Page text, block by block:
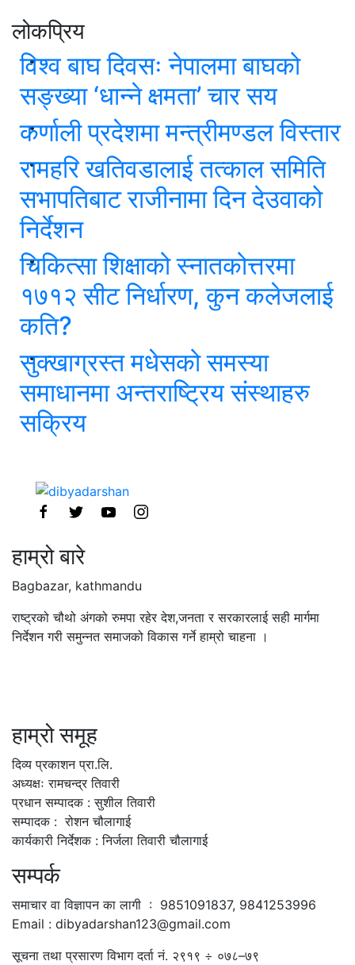
लोकप्रिय
विश्व बाघ दिवसः नेपालमा बाघको
सङ्ख्या ‘धान्ने क्षमता’ चार सय
कर्णाली प्रदेशमा मन्त्रीमण्डल विस्तार
रामहरि खतिवडालाई तत्काल समिति
सभापतिबाट राजीनामा दिन देउवाको
निर्देशन
चिकित्सा शिक्षाको स्नातकोत्तरमा
१७१२ सीट निर्धारण, कुन कलेजलाई
कति?
सुक्खाग्रस्त मधेसको समस्या
समाधानमा अन्तराष्ट्रिय संस्थाहरु
सक्रिय
हाम्रो बारे
Bagbazar, kathmandu
राष्ट्रको चौथो अंगको रुमपा रहेर देश,जनता र सरकारलाई सही मार्गमा
निर्देशन गरी समुन्नत समाजको विकास गर्ने हाम्रो चाहना ।
हाम्रो समूह
दिव्य प्रकाशन प्रा.लि.
अध्यक्षः रामचन्द्र तिवारी
प्रधान सम्पादक : सुशील तिवारी
सम्पादक : रोशन चौलागाई
कार्यकारी निर्देशक : निर्जला तिवारी चौलागाई
सम्पर्क
समाचार वा विज्ञापन का लागी : 9851091837, 9841253996
Email : dibyadarshan123@gmail.com
सूचना तथा प्रसारण विभाग दर्ता नं. २९१९ ÷ ०७८–७९